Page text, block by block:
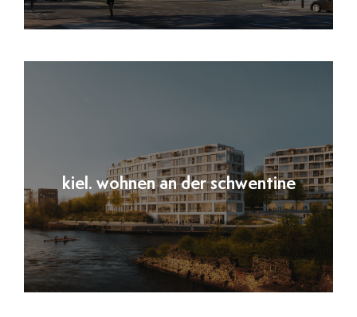
kiel. wohnen an der schwentine